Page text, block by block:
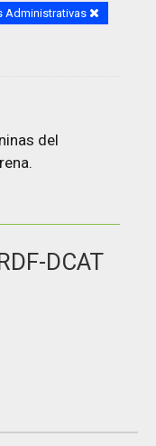
Administrativas
del
DCAT